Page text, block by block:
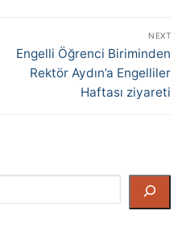
NEXT
Next
post:
Engelli Öğrenci Biriminden
Rektör Aydın’a Engelliler
Haftası ziyareti